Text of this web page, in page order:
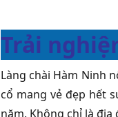
Trải
Làng chài Hàm Ninh
cổ mang vẻ đẹp hết
năm. Không chỉ là